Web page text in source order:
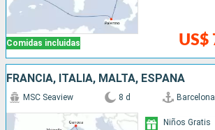
Comidas incluidas US$
FRANCIA, ITALIA, MALTA, ESPAÑA
MSC Seaview 8 d Barcelona
Niños Gratis